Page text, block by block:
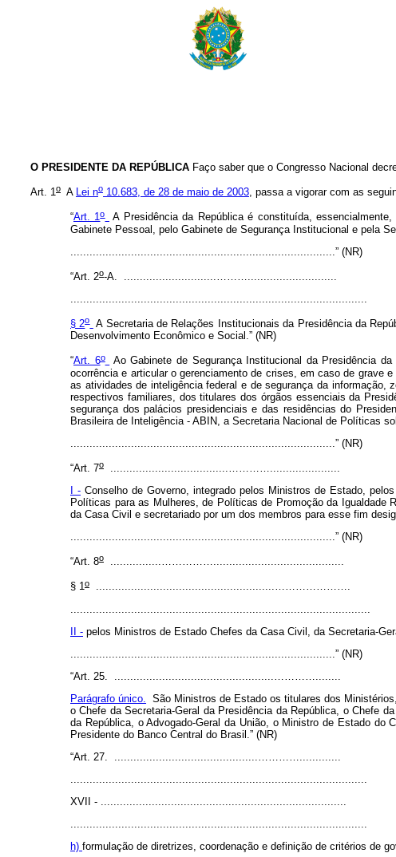
O PRESIDENTE DA REPÚBLICA Faço saber que o Congresso Nacional
Art. 1o A Lei no 10.683, de 28 de maio de 2003, passa a vigorar com as
“Art. 1o
A Presidência da República é constituída,
Gabinete Pessoal, pelo Gabinete de Segurança Institucional e pela
...................................................................................” (NR)
“Art. 2o-A. .............................………............................
§ 2o
A Secretaria de Relações Institucionais da Presidência da
Desenvolvimento Econômico e Social.” (NR)
“Art. 6o
Ao Gabinete de Segurança Institucional da Presidência
ocorrência e articular o gerenciamento de crises, em caso de grave
as atividades de inteligência federal e de segurança da
respectivos familiares, dos titulares dos órgãos essenciais da
segurança dos palácios presidenciais e das residências do
Brasileira de Inteligência - ABIN, a Secretaria Nacional de Políticas
...................................................................................” (NR)
“Art. 7o
I - Conselho de Governo, integrado pelos Ministros de Estado,
Políticas para as Mulheres, de Políticas de Promoção da Igualdade
da Casa Civil e secretariado por um dos membros para esse fim
...................................................................................” (NR)
“Art. 8o ................…………….........................................
§ 1o
........................................................………………….
II - pelos Ministros de Estado Chefes da Casa Civil, da Secretaria-
...................................................................................” (NR)
“Art. 25. ..................................................…………........
Parágrafo único.
São Ministros de Estado os titulares dos
o Chefe da Secretaria-Geral da Presidência da República, o Chefe
da República, o Advogado-Geral da União, o Ministro de Estado
Presidente do Banco Central do Brasil.” (NR)
“Art. 27. .............................................………….............
XVII - .............................................................................
h) formulação de diretrizes, coordenação e definição de critérios de